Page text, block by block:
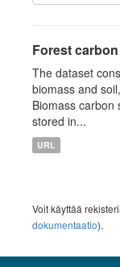
Forest
The dataset
biomass and
Biomass carbon
stored in...
URL
Voit käyttää
dokumentaatio).